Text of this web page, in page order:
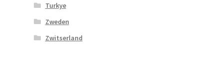
Turkye
Zweden
Zwitserland